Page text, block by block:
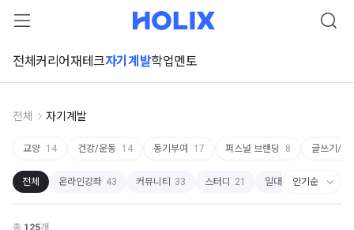
전체 커리어재테크자기계발학업멘토
전체 자기계발
교양 14 건강/운동 14 동기부여 17 퍼스널 브랜딩 8 글쓰기/독
전체 온라인강좌 43 커뮤니티 33 스터디 21 일대일 상담20
총 125개